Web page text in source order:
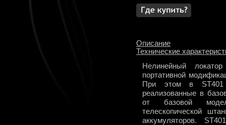
Описание
Технические
Нелинейный
портативной
При этом в ST401
реализованные в
от базовой
телескопической
аккумуляторов.